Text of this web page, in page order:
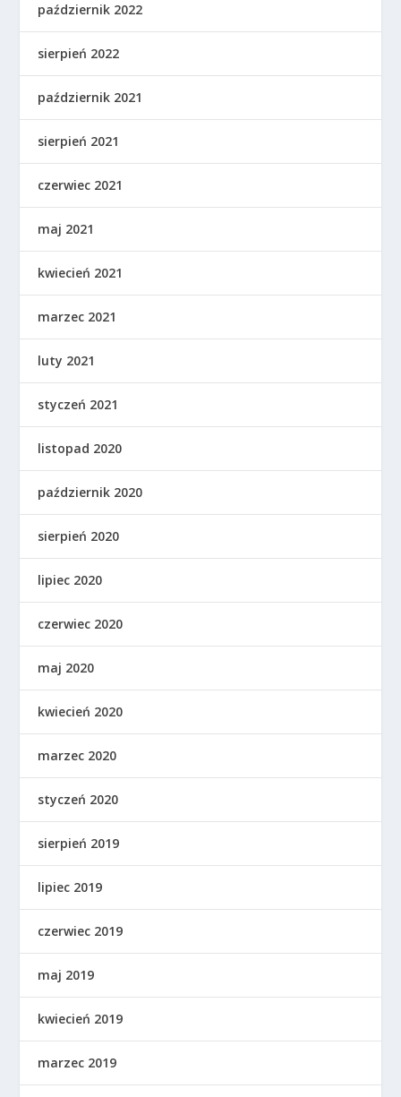
październik 2022
sierpień 2022
październik 2021
sierpień 2021
czerwiec 2021
maj 2021
kwiecień 2021
marzec 2021
luty 2021
styczeń 2021
listopad 2020
październik 2020
sierpień 2020
lipiec 2020
czerwiec 2020
maj 2020
kwiecień 2020
marzec 2020
styczeń 2020
sierpień 2019
lipiec 2019
czerwiec 2019
maj 2019
kwiecień 2019
marzec 2019